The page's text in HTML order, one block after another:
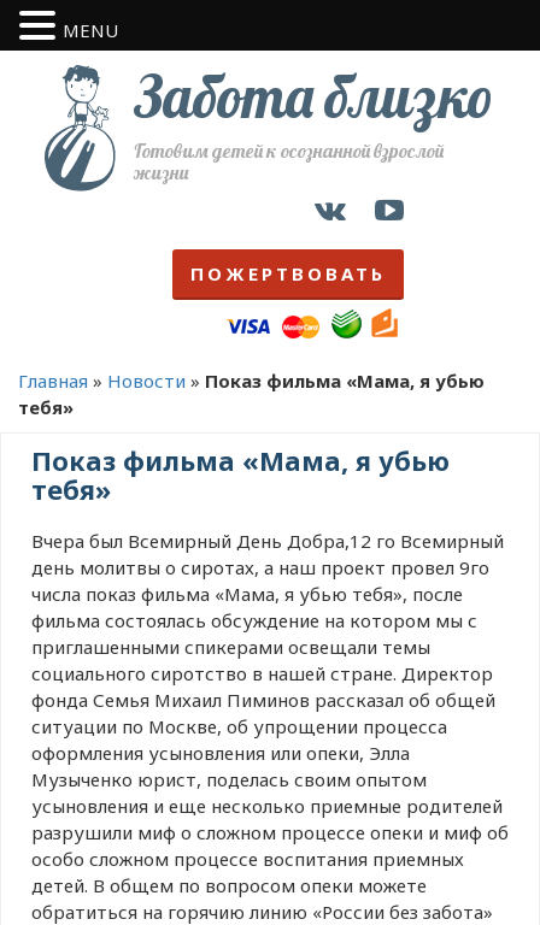
Забота близко
Готовим детей к осознанной взрослой
жизни
ПОЖЕРТВОВАТЬ
Главная » Новости » Показ фильма «Мама, я убью
тебя»
Показ фильма «Мама, я убью
тебя»
Вчера был Всемирный День Добра,12 го Всемирный
день молитвы о сиротах, а наш проект провел 9го
числа показ фильма «Мама, я убью тебя», после
фильма состоялась обсуждение на котором мы с
приглашенными спикерами освещали темы
социального сиротство в нашей стране. Директор
фонда Семья Михаил Пиминов рассказал об общей
ситуации по Москве, об упрощении процесса
оформления усыновления или опеки, Элла
Музыченко юрист, поделась своим опытом
усыновления и еще несколько приемные родителей
разрушили миф о сложном процессе опеки и миф об
особо сложном процессе воспитания приемных
детей. В общем по вопросом опеки можете
обратиться на горячию линию «России без забота»
MENU